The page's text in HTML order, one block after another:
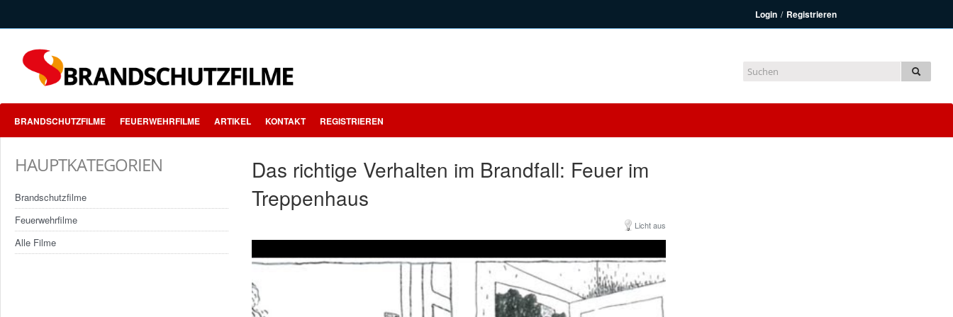
Login / Registrieren
BRANDSCHUTZFILME FEUERWEHRFILME ARTIKEL KONTAKT REGISTRIEREN
HAUPTKATEGORIEN
Brandschutzfilme
Feuerwehrfilme
Alle Filme
Das richtige Verhalten im Brandfall: Feuer im
Treppenhaus
Licht aus